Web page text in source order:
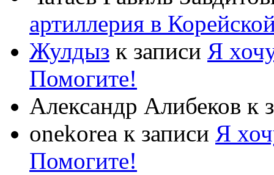
артиллерия в
Жулдыз к записи Я
Помогите!
Александр Алибеков к
onekorea к записи Я
Помогите!